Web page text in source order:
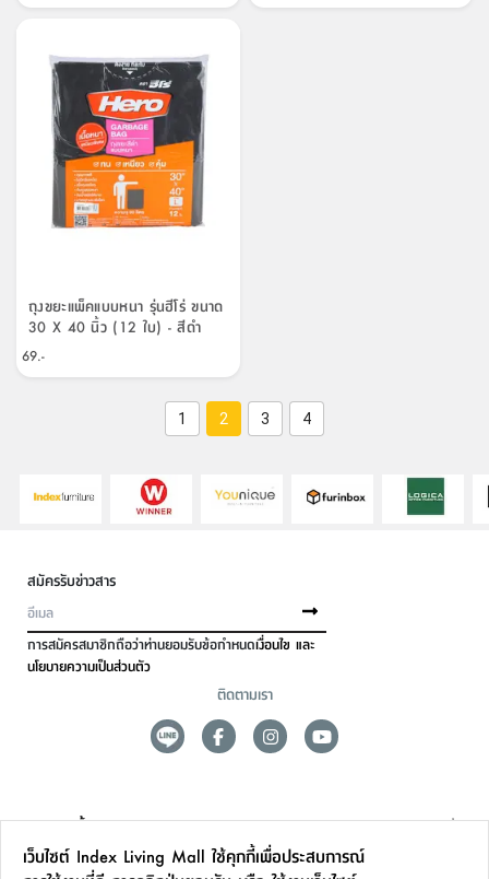
ถุงขยะแพ็คแบบหนา รุ่นฮีโร่ ขนาด
30 X 40 นิ้ว (12 ใบ) - สีดำ
69.-
1 2 3 4
สมัครรับข่าวสาร
การสมัครสมาชิกถือว่าท่านยอมรับข้อกำหนดเงื่อนไข และ
นโยบายความเป็นส่วนตัว
ติดตามเรา
ดูแลลูกค้า
สาขาและการบริการ
เว็บไซต์ Index Living Mall ใช้คุกกี้เพื่อประสบการณ์